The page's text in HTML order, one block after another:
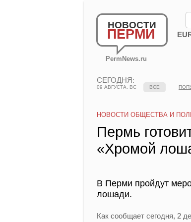
НОВОСТИ
ПЕРМИ
PermNews.ru
СЕГОДНЯ:
09 АВГУСТА, ВС ВСЕ
НОВОСТИ ОБЩЕСТВА И
Пермь
«Хромой
В Перми пройдут
лошади.
Как сообщает сегодня, 2